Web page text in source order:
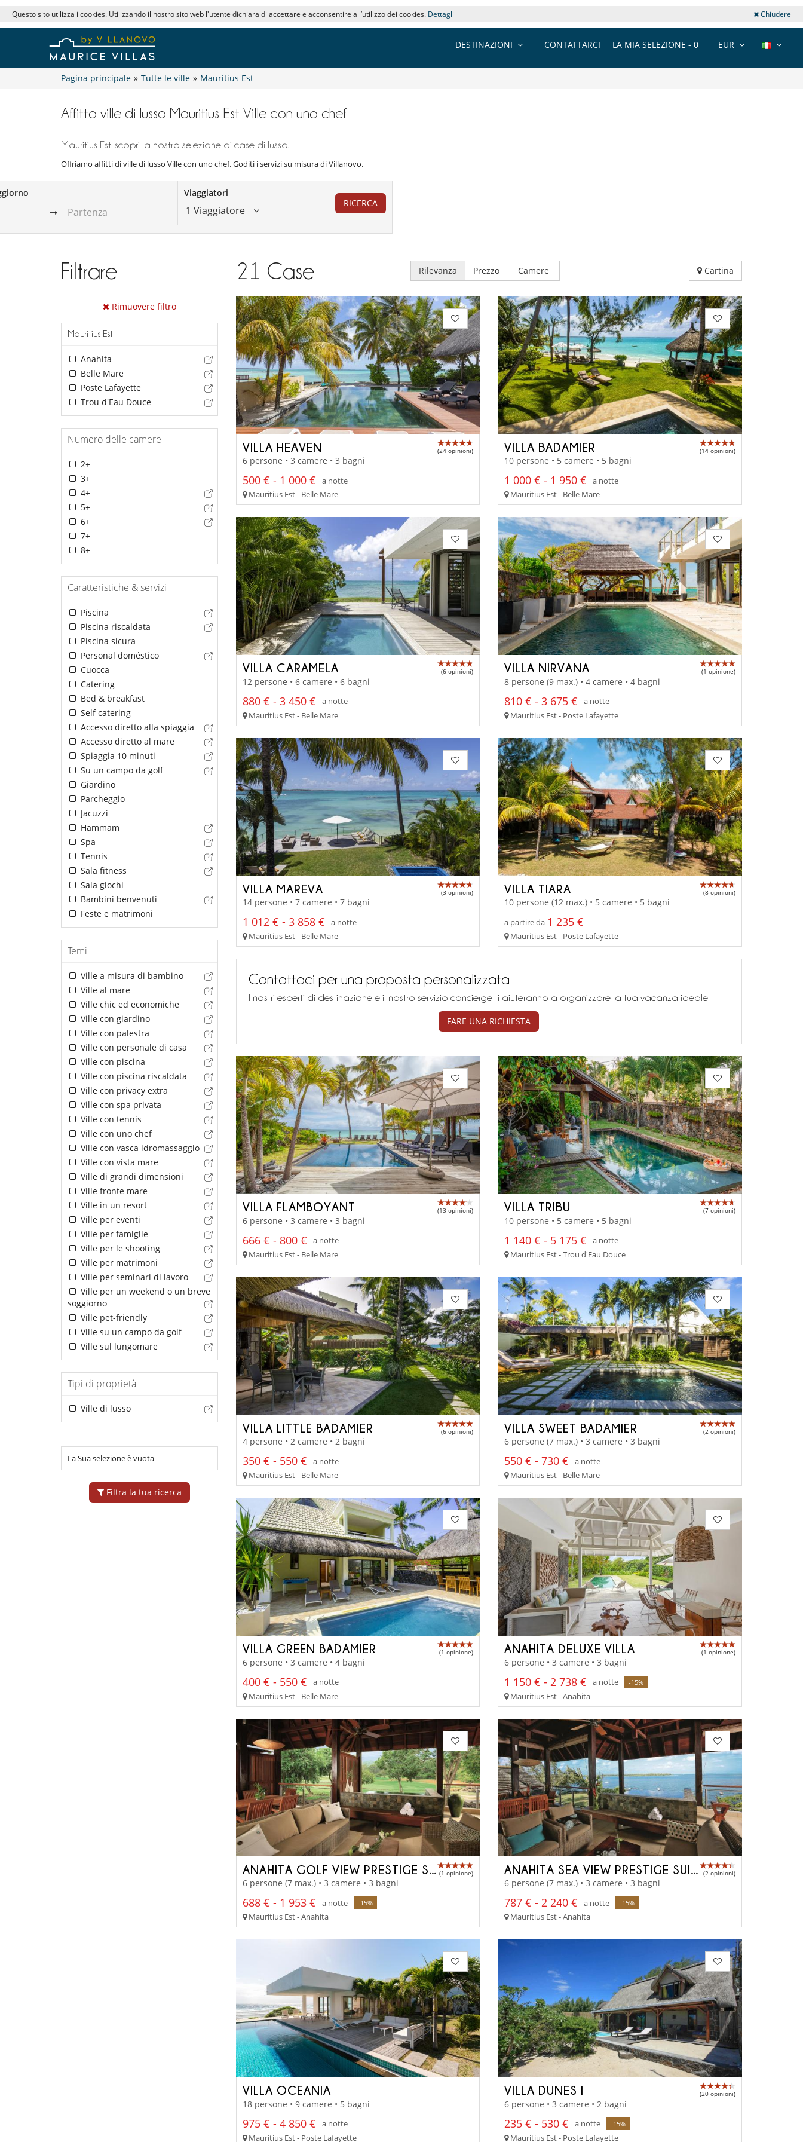
Questo sito utilizza i cookies. Utilizzando il nostro sito web l'utente dichiara di accettare e acconsentire all’utilizzo dei cookies. Dettagli Chiudere
EUR
LA MIA SELEZIONE - 0
CONTATTARCI
DESTINAZIONI
Pagina principale » Tutte le ville » Mauritius Est
Affitto ville di lusso Mauritius Est Ville con uno chef
Mauritius Est: scopri la nostra selezione di case di lusso.
Offriamo affitti di ville di lusso Ville con uno chef. Goditi i servizi su misura di Villanovo.
Viaggiatori
1 Viaggiatore
RICERCA
Filtrare
Rimuovere filtro
Mauritius Est
Anahita
Belle Mare
Poste Lafayette
Trou d'Eau Douce
Numero delle camere
2+
3+
4+
5+
6+
7+
8+
Caratteristiche & servizi
Piscina
Piscina riscaldata
Piscina sicura
Personal doméstico
Cuocca
Catering
Bed & breakfast
Self catering
Accesso diretto alla spiaggia
Accesso diretto al mare
Spiaggia 10 minuti
Su un campo da golf
Giardino
Parcheggio
Jacuzzi
Hammam
Spa
Tennis
Sala fitness
Sala giochi
Bambini benvenuti
Feste e matrimoni
Temi
Ville a misura di bambino
Ville al mare
Ville chic ed economiche
Ville con giardino
Ville con palestra
Ville con personale di casa
Ville con piscina
Ville con piscina riscaldata
Ville con privacy extra
Ville con spa privata
Ville con tennis
Ville con uno chef
Ville con vasca idromassaggio
Ville con vista mare
Ville di grandi dimensioni
Ville fronte mare
Ville in un resort
Ville per eventi
Ville per famiglie
Ville per le shooting
Ville per matrimoni
Ville per seminari di lavoro
Ville per un weekend o un breve
soggiorno
Ville pet-friendly
Ville su un campo da golf
Ville sul lungomare
Tipi di proprietà
Ville di lusso
La Sua selezione è vuota
Filtra la tua ricerca
21 Case Rilevanza Prezzo Camere Cartina
VILLA HEAVEN (24 opinioni)
6 persone • 3 camere • 3 bagni
500 € - 1 000 €
a notte
Mauritius Est - Belle Mare
VILLA BADAMIER (14 opinioni)
10 persone • 5 camere • 5 bagni
1 000 € - 1 950 €
a notte
Mauritius Est - Belle Mare
VILLA CARAMELA (6 opinioni)
12 persone • 6 camere • 6 bagni
880 € - 3 450 €
a notte
Mauritius Est - Belle Mare
VILLA NIRVANA (1 opinione)
8 persone (9 max.) • 4 camere • 4 bagni
810 € - 3 675 €
a notte
Mauritius Est - Poste Lafayette
VILLA MAREVA (3 opinioni)
14 persone • 7 camere • 7 bagni
1 012 € - 3 858 €
a notte
Mauritius Est - Belle Mare
VILLA TIARA (8 opinioni)
10 persone (12 max.) • 5 camere • 5 bagni
a partire da 1 235 €
Mauritius Est - Poste Lafayette
Contattaci per una proposta personalizzata
I nostri esperti di destinazione e il nostro servizio concierge ti aiuteranno a organizzare la tua vacanza ideale
FARE UNA RICHIESTA
VILLA FLAMBOYANT (13 opinioni)
6 persone • 3 camere • 3 bagni
666 € - 800 €
a notte
Mauritius Est - Belle Mare
VILLA TRIBU (7 opinioni)
10 persone • 5 camere • 5 bagni
1 140 € - 5 175 €
a notte
Mauritius Est - Trou d'Eau Douce
VILLA LITTLE BADAMIER (6 opinioni)
4 persone • 2 camere • 2 bagni
350 € - 550 €
a notte
Mauritius Est - Belle Mare
VILLA SWEET BADAMIER (2 opinioni)
6 persone (7 max.) • 3 camere • 3 bagni
550 € - 730 €
a notte
Mauritius Est - Belle Mare
VILLA GREEN BADAMIER (1 opinione)
6 persone • 3 camere • 4 bagni
400 € - 550 €
a notte
Mauritius Est - Belle Mare
ANAHITA DELUXE VILLA (1 opinione)
6 persone • 3 camere • 3 bagni
1 150 € - 2 738 € a notte -15%
Mauritius Est - Anahita
ANAHITA GOLF VIEW PRESTIGE SUITE (1 opinione)
6 persone (7 max.) • 3 camere • 3 bagni
688 € - 1 953 € a notte -15%
Mauritius Est - Anahita
ANAHITA SEA VIEW PRESTIGE SUITE (2 opinioni)
6 persone (7 max.) • 3 camere • 3 bagni
787 € - 2 240 € a notte -15%
Mauritius Est - Anahita
VILLA OCEANIA
18 persone • 9 camere • 5 bagni
975 € - 4 850 €
a notte
Mauritius Est - Poste Lafayette
VILLA DUNES I (20 opinioni)
6 persone • 3 camere • 2 bagni
235 € - 530 € a notte -15%
Mauritius Est - Poste Lafayette